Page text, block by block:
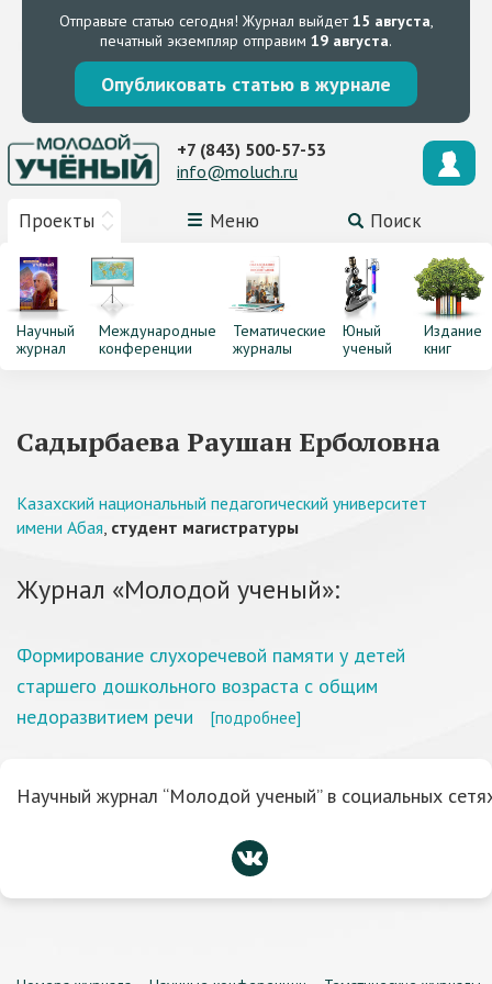
Отправьте статью сегодня! Журнал выйдет15 августа,
печатный экземпляр отправим 19 августа.
Опубликовать статью в журнале
Проекты Меню Поиск
+7 (843) 500-57-53
info@moluch.ru
Научный
журнал
Международные
конференции
Тематические
журналы
Юный
ученый
Издание
книг
Садырбаева Раушан Ерболовна
Казахский национальный педагогический университет
имени Абая, студент магистратуры
Журнал «Молодой ученый»:
Формирование слухоречевой памяти у детей
старшего дошкольного возраста с общим
недоразвитием речи
[подробнее]
Научный журнал “Молодой ученый” в социальных